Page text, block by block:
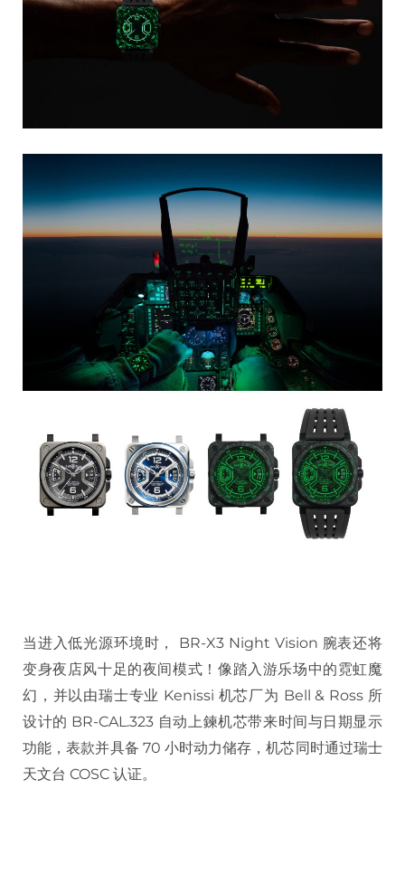
当进入低光源环境时， BR-X3 Night Vision 腕表还将
变身夜店风十足的夜间模式！像踏入游乐场中的霓虹魔
幻，并以由瑞士专业 Kenissi 机芯厂为 Bell & Ross 所
设计的 BR-CAL.323 自动上鍊机芯带来时间与日期显示
功能，表款并具备 70 小时动力储存，机芯同时通过瑞士
天文台 COSC 认证。